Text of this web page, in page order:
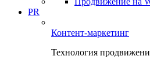
PR
Контент-маркетинг
Технология